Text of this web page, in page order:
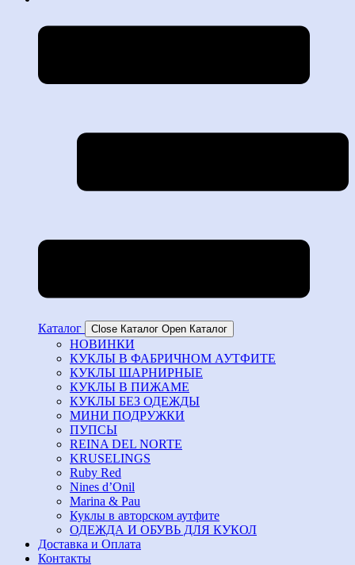
Каталог Close Каталог Open Каталог
НОВИНКИ
КУКЛЫ В ФАБРИЧНОМ АУТФИТЕ
КУКЛЫ ШАРНИРНЫЕ
КУКЛЫ В ПИЖАМЕ
КУКЛЫ БЕЗ ОДЕЖДЫ
МИНИ ПОДРУЖКИ
ПУПСЫ
REINA DEL NORTE
KRUSELINGS
Ruby Red
Nines d’Onil
Marina & Pau
Куклы в авторском аутфите
ОДЕЖДА И ОБУВЬ ДЛЯ КУКОЛ
Доставка и Оплата
Контакты